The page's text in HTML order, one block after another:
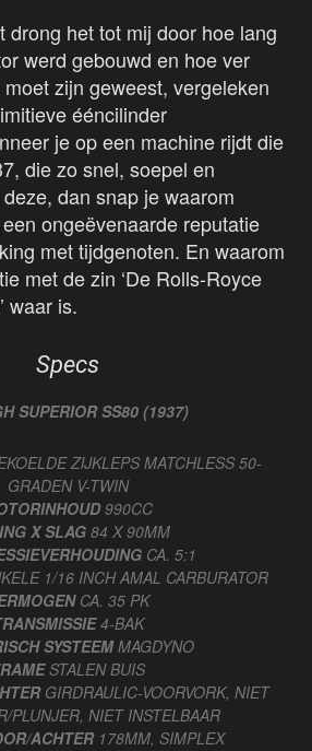
drong het tot mij door hoe lang
werd gebouwd en hoe ver
zijn geweest, vergeleken
ééncilinder
je op een machine rijdt die
die zo snel, soepel en
dan snap je waarom
ongeëvenaarde reputatie
met tijdgenoten. En waarom
met de zin ‘De Rolls-Royce
waar is.
Specs
SUPERIOR SS80 (1937)
ZIJKLEPS MATCHLESS 50-
GRADEN V-TWIN
990CC
X SLAG84 X 90MM
CA. 5:1
1/16 INCH AMAL CARBURATOR
CA. 35 PK
4-BAK
SYSTEEMMAGDYNO
STALEN BUIS
GIRDRAULIC-VOORVORK, NIET
PLUNJER, NIET INSTELBAAR
ACHTER 178MM, SIMPLEX